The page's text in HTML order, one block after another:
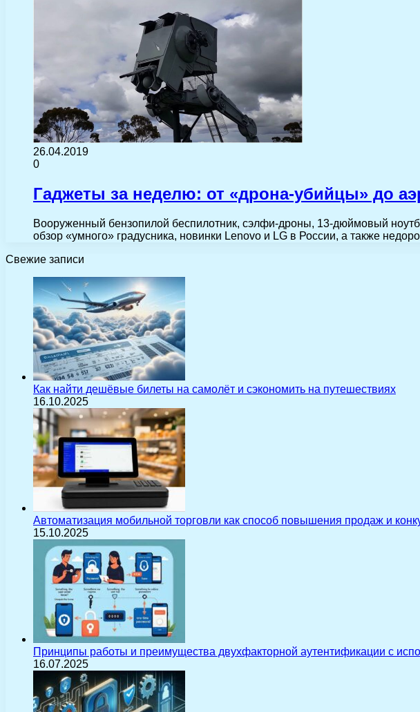
26.04.2019
0
Гаджеты за неделю: от «дрона-убийцы» до
Вооруженный бензопилой беспилотник, сэлфи-дроны, 13-дюймовый
обзор «умного» градусника, новинки Lenovo и LG в России, а также
Свежие записи
Как найти дешёвые билеты на самолёт и сэкономить на путешествиях
16.10.2025
Автоматизация мобильной торговли как способ повышения продаж и
15.10.2025
Принципы работы и преимущества двухфакторной аутентификации с
16.07.2025